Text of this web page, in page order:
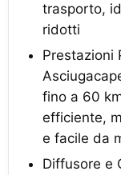
trasporto,
ridotti
Prestazioni
fino a 60
efficiente,
e facile da
Diffusore e